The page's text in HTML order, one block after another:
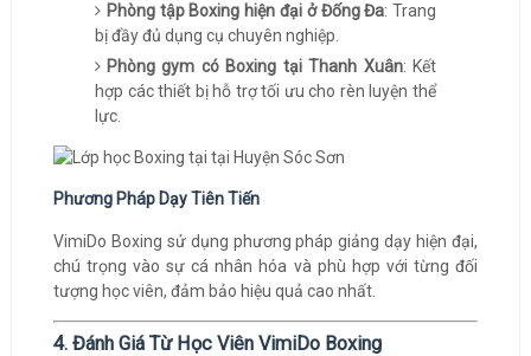
Phòng tập Boxing hiện đại ở Đống Đa: Trang
bị đầy đủ dụng cụ chuyên nghiệp.
Phòng gym có Boxing tại Thanh Xuân: Kết
hợp các thiết bị hỗ trợ tối ưu cho rèn luyện thể
lực.
Phương Pháp Dạy Tiên Tiến
VimiDo Boxing sử dụng phương pháp giảng dạy hiện đại,
chú trọng vào sự cá nhân hóa và phù hợp với từng đối
tượng học viên, đảm bảo hiệu quả cao nhất.
4. Đánh Giá Từ Học Viên VimiDo Boxing